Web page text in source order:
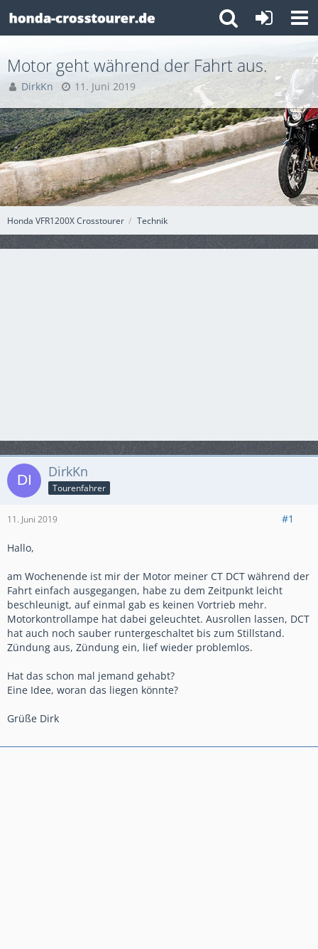
Honda VFR1200X Crosstourer Technik
Motor geht während der Fahrt aus.
DirkKn 11. Juni 2019
DirkKn
Tourenfahrer
11. Juni 2019 #1
Hallo,
am Wochenende ist mir der Motor meiner CT DCT während der
Fahrt einfach ausgegangen, habe zu dem Zeitpunkt leicht
beschleunigt, auf einmal gab es keinen Vortrieb mehr.
Motorkontrollampe hat dabei geleuchtet. Ausrollen lassen, DCT
hat auch noch sauber runtergeschaltet bis zum Stillstand.
Zündung aus, Zündung ein, lief wieder problemlos.
Hat das schon mal jemand gehabt?
Eine Idee, woran das liegen könnte?
Grüße Dirk